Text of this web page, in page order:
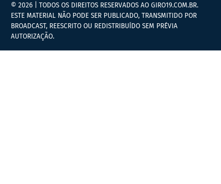
© 2026 | TODOS OS DIREITOS RESERVADOS AO GIRO19.COM.BR.
ESTE MATERIAL NÃO PODE SER PUBLICADO, TRANSMITIDO POR
BROADCAST, REESCRITO OU REDISTRIBUÍDO SEM PRÉVIA
AUTORIZAÇÃO.